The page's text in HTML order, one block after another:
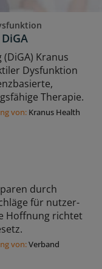
Kranus
Dysfunktion
Therapie.
von: Kranus Health
durch
für nutzer-
Hoffnung richtet
von:Verband